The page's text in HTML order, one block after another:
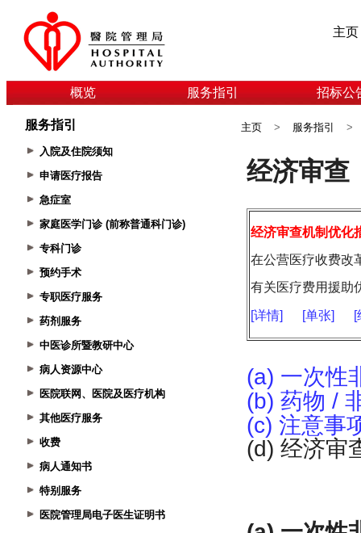
主页
概览 服务指引 招标公
服务指引
入院及住院须知
申请医疗报告
急症室
家庭医学门诊 (前称普通科门诊)
专科门诊
预约手术
专职医疗服务
药剂服务
中医诊所暨教研中心
病人资源中心
医院联网、医院及医疗机构
其他医疗服务
收费
病人通知书
特别服务
医院管理局电子医生证明书
主页 > 服务指引 >